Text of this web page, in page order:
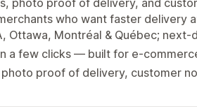
who want faster delivery
Ottawa, Montréal & Québec;
a few clicks — built for e-
proof of delivery, customer